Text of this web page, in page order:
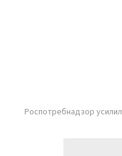
Роспотребнадзор